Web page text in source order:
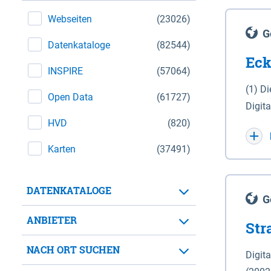
(23026)
Webseiten
(82544)
Datenkataloge
(57064)
INSPIRE
(61727)
Open Data
(820)
HVD
(37491)
Karten
DATENKATALOGE
ANBIETER
NACH ORT SUCHEN
(1)
WGS
für
der in